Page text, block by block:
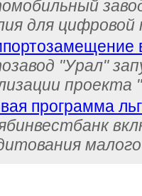
для
"Урал"
программа